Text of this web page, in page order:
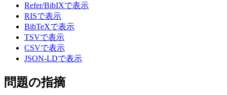
Refer/BibIXで表示
RISで表示
BibTeXで表示
TSVで表示
CSVで表示
JSON-LDで表示
問題の指摘